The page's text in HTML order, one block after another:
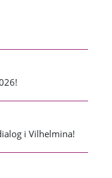
i Vilhelmina!